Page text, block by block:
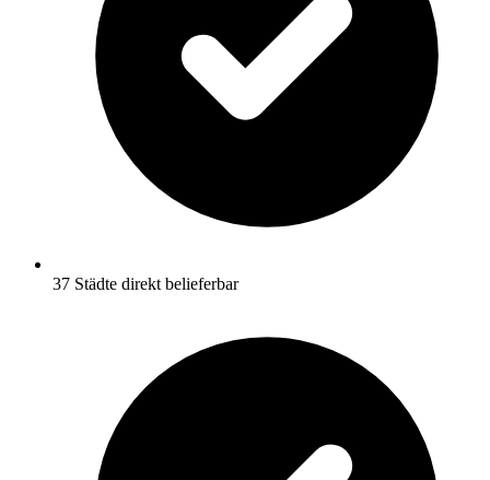
37 Städte direkt belieferbar